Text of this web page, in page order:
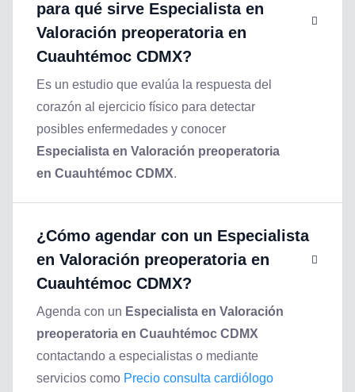
para qué sirve Especialista en
Valoración preoperatoria en
Cuauhtémoc CDMX?
Es un estudio que evalúa la respuesta del
corazón al ejercicio físico para detectar
posibles enfermedades y conocer
Especialista en Valoración preoperatoria
en Cuauhtémoc CDMX.
¿Cómo agendar con un Especialista
en Valoración preoperatoria en
Cuauhtémoc CDMX?
Agenda con un Especialista en Valoración
preoperatoria en Cuauhtémoc CDMX
contactando a especialistas o mediante
servicios como Precio consulta cardiólogo